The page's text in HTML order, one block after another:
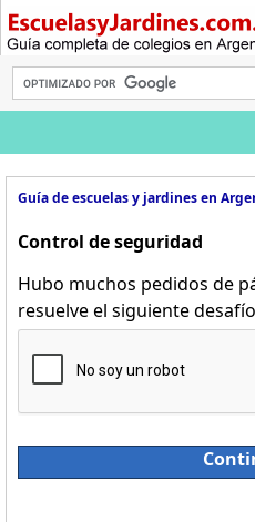
Guía de escuelas y jardines en
Control de seguridad
Hubo muchos pedidos de
resuelve el siguiente